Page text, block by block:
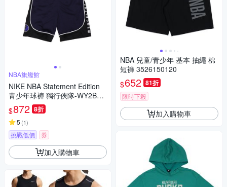
NBA旗艦館
NIKE NBA Statement Edition
青少年球褲 獨行俠隊-WY2B7B
C9L-MAV
$872 8折
5 (1)
挑戰低價 券
加入購物車
NBA 兒童/青少年 基本 抽繩 棉
短褲 3526150120
$652 81折
限時下殺
加入購物車